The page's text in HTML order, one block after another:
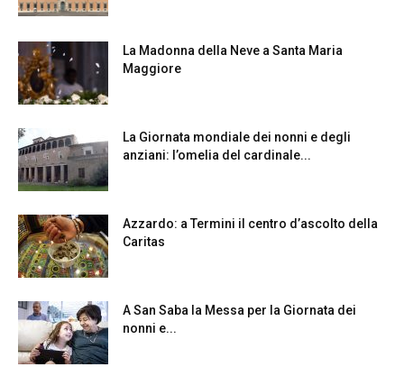
La Madonna della Neve a Santa Maria
Maggiore
La Giornata mondiale dei nonni e degli
anziani: l’omelia del cardinale...
Azzardo: a Termini il centro d’ascolto della
Caritas
A San Saba la Messa per la Giornata dei
nonni e...